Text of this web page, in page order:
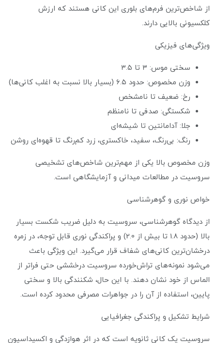
از شاخص‌ترین فرم‌های بلوری این کانی هستند که ارزش
کلکسیونی بالایی دارند.
ویژگی‌های فیزیکی
سختی موس: ۳ تا ۳.۵
وزن مخصوص: حدود ۶.۵ (بسیار بالا نسبت به اغلب کانی‌ها)
رخ: ضعیف تا نامشخص
شکستگی: صدفی تا نامنظم
جلا: آدامانتین تا شیشه‌ای
رنگ: بی‌رنگ، سفید، خاکستری، زرد کم‌رنگ تا قهوه‌ای روشن
وزن مخصوص بالا یکی از مهم‌ترین شاخص‌های تشخیصی
سروسیت در مطالعات میدانی و آزمایشگاهی است.
خواص نوری و گوهرشناسی
از دیدگاه گوهرشناسی، سروسیت به دلیل ضریب شکست بسیار
بالا (حدود 1.8 تا بیش از 2.0) و پراکندگی نوری قابل توجه، در زمره
درخشان‌ترین کانی‌های شفاف قرار می‌گیرد. این ویژگی باعث
می‌شود نمونه‌های تراش‌خورده سروسیت درخششی حتی فراتر از
الماس از خود نشان دهند. با این حال، شکنندگی بالا و سختی
پایین، استفاده از آن را در جواهرات مصرفی محدود کرده است.
شرایط تشکیل و پراکندگی جغرافیایی
سروسیت یک کانی ثانویه است که در اثر هوازدگی و اکسیداسیون